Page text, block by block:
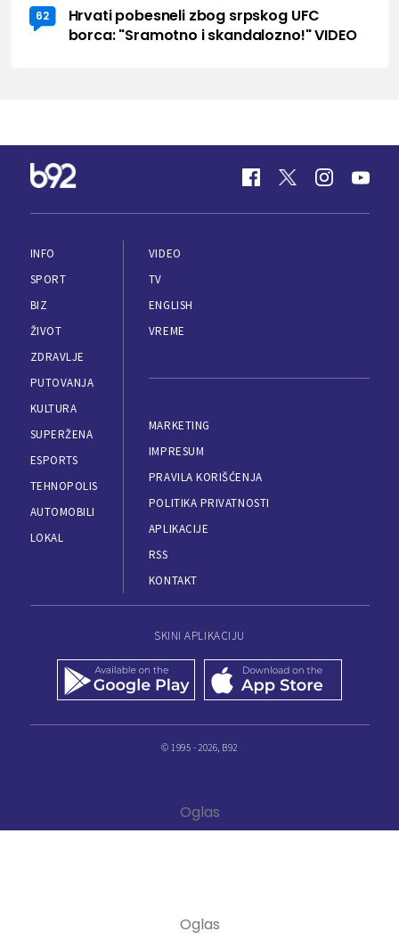
62
Hrvati pobesneli zbog srpskog UFC
borca: "Sramotno i skandalozno!" VIDEO
INFO
SPORT
BIZ
ŽIVOT
ZDRAVLJE
PUTOVANJA
KULTURA
SUPERŽENA
ESPORTS
TEHNOPOLIS
AUTOMOBILI
LOKAL
VIDEO
TV
ENGLISH
VREME
MARKETING
IMPRESUM
PRAVILA KORIŠĆENJA
POLITIKA PRIVATNOSTI
APLIKACIJE
RSS
KONTAKT
SKINI APLIKACIJU
© 1995 - 2026, B92